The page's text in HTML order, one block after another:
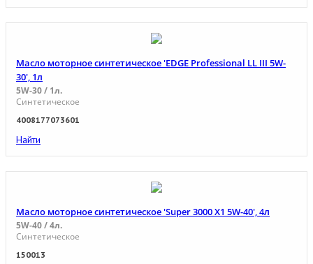
Масло моторное синтетическое 'EDGE Professional LL III 5W-
30', 1л
5W-30 / 1л.
Синтетическое
4008177073601
Найти
Масло моторное синтетическое 'Super 3000 X1 5W-40', 4л
5W-40 / 4л.
Синтетическое
150013